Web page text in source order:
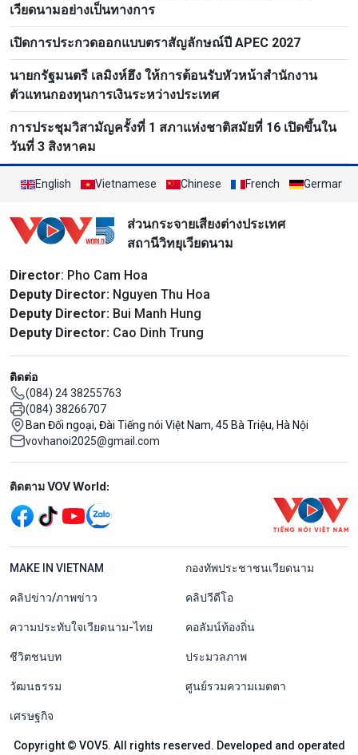
เวียดนามอย่างเป็นทางการ
เปิดการประกวดออกแบบตราสัญลักษณ์ปี APEC 2027
นายกรัฐมนตรี เลมิงห์ฮึง ให้การต้อนรับหัวหน้าสำนักงาน
ตัวแทนกองทุนการเงินระหว่างประเทศ
การประชุมวิสามัญครั้งที่ 1 สภาแห่งชาติสมัยที่ 16 เปิดขึ้นใน
วันที่ 3 สิงหาคม
English Vietnamese Chinese French German
ส่วนกระจายเสียงต่างประเทศ
สถานีวิทยุเวียดนาม
Director: Pho Cam Hoa
Deputy Director: Nguyen Thu Hoa
Deputy Director: Bui Manh Hung
Deputy Director: Cao Dinh Trung
ติดต่อ
(084) 24 38255763
(084) 38266707
Ban Đối ngoại, Đài Tiếng nói Việt Nam, 45 Bà Triệu, Hà Nội
vovhanoi2025@gmail.com
Mạng xã hội
ติดตาม VOV World:
menu footer tiếng Thái
MAKE IN VIETNAM กองทัพประชาชนเวียดนาม
คลิปข่าว/ภาพข่าว คลิปวีดีโอ
ความประทับใจเวียดนาม-ไทย คอลัมน์ท้องถิ่น
ชีวิตชนบท ประมวลภาพ
วัฒนธรรม ศูนย์รวมความเมตตา
เศรษฐกิจ
Copyright © VOV5. All rights reserved. Developed and operated